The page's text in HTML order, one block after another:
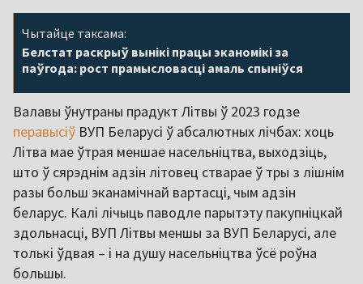
Чытайце таксама:
Белстат раскрыў вынікі працы эканомікі за
паўгода: рост прамысловасці амаль спыніўся
Валавы ўнутраны прадукт Літвы ў 2023 годзе
перавысіў ВУП Беларусі ў абсалютных лічбах: хоць
Літва мае ўтрая меншае насельніцтва, выходзіць,
што ў сярэднім адзін літовец стварае ў тры з лішнім
разы больш эканамічнай вартасці, чым адзін
беларус. Калі лічыць паводле парытэту пакупніцкай
здольнасці, ВУП Літвы меншы за ВУП Беларусі, але
толькі ўдвая – і на душу насельніцтва ўсё роўна
большы.